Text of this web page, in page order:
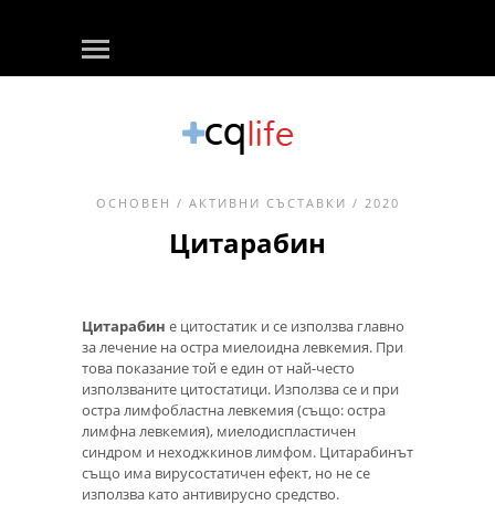
ОСНОВЕН / АКТИВНИ СЪСТАВКИ / 2020
Цитарабин
Цитарабин е цитостатик и се използва главно
за лечение на остра миелоидна левкемия. При
това показание той е един от най-често
използваните цитостатици. Използва се и при
остра лимфобластна левкемия (също: остра
лимфна левкемия), миелодиспластичен
синдром и неходжкинов лимфом. Цитарабинът
също има вирусостатичен ефект, но не се
използва като антивирусно средство.